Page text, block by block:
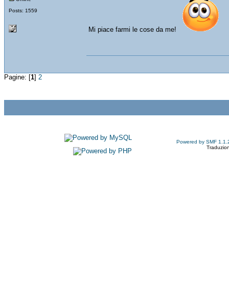
Posts: 1559
Mi piace farmi le cose da me!
Pagine: [1] 2
Powered by SMF